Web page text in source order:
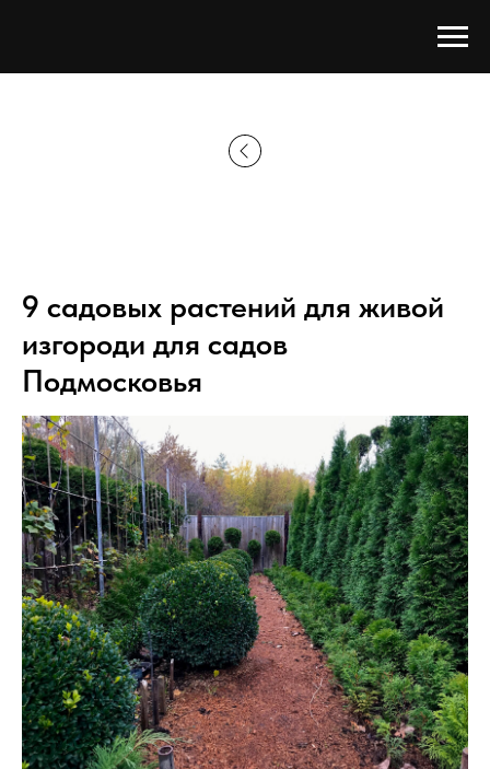
9 садовых растений для живой
изгороди для садов
Подмосковья